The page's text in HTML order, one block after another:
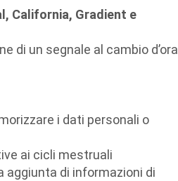
California, Gradient e
di un segnale al cambio d’ora
i dati personali o
ai cicli mestruali
aggiunta di informazioni di